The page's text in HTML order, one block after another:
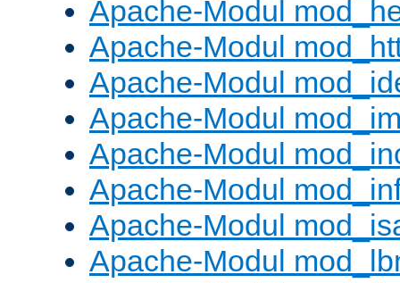
Apache-Modul
Apache-Modul
Apache-Modul
Apache-Modul
Apache-Modul
Apache-Modul
Apache-Modul
Apache-Modul